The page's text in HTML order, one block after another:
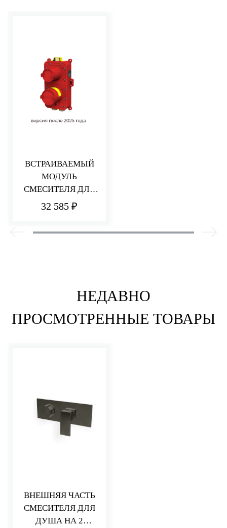
ВСТРАИВАЕМЫЙ
МОДУЛЬ
СМЕСИТЕЛЯ ДЛЯ
ДУША НА 2/3
32 585 ₽
НЕДАВНО
ПРОСМОТРЕННЫЕ ТОВАРЫ
ВНЕШНЯЯ ЧАСТЬ
СМЕСИТЕЛЯ ДЛЯ
ДУША НА 2